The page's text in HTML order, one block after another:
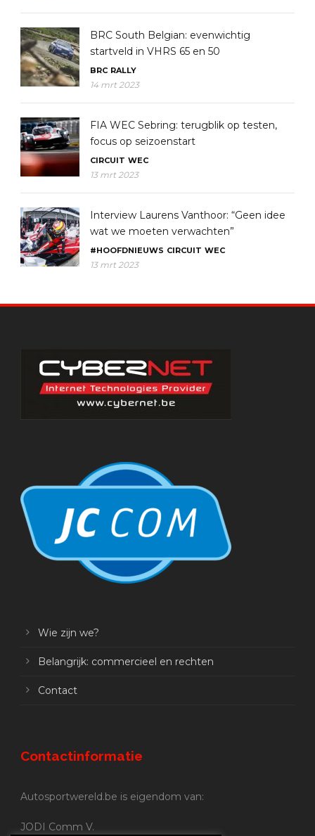
BRC South Belgian: evenwichtig
startveld in VHRS 65 en 50
BRC RALLY
14 mrt 2023
FIA WEC Sebring: terugblik op testen,
focus op seizoenstart
CIRCUIT WEC
13 mrt 2023
Interview Laurens Vanthoor: “Geen idee
wat we moeten verwachten”
#HOOFDNIEUWS CIRCUIT WEC
13 mrt 2023
Wie zijn we?
Belangrijk: commercieel en rechten
Contact
Contactinformatie
Autosportwereld.be is eigendom van:
JODI Comm V.